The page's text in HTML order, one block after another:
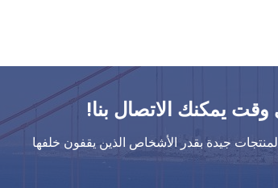
يمكنك الاتصال بنا!
جيدة بقدر الأشخاص الذين يقفون خلفها